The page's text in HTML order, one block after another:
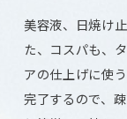
美容液、日焼け
た、コスパも、
アの仕上げに使
完了するので、